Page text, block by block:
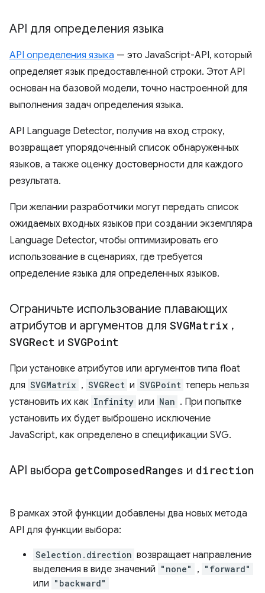
API для определения языка
API определения языка — это JavaScript-API, который
определяет язык предоставленной строки. Этот API
основан на базовой модели, точно настроенной для
выполнения задач определения языка.
API Language Detector, получив на вход строку,
возвращает упорядоченный список обнаруженных
языков, а также оценку достоверности для каждого
результата.
При желании разработчики могут передать список
ожидаемых входных языков при создании экземпляра
Language Detector, чтобы оптимизировать его
использование в сценариях, где требуется
определение языка для определенных языков.
Ограничьте использование плавающих
атрибутов и аргументов для SVGMatrix ,
SVGRect и SVGPoint
При установке атрибутов или аргументов типа float
для SVGMatrix , SVGRect и SVGPoint теперь нельзя
установить их как Infinity или Nan . При попытке
установить их будет выброшено исключение
JavaScript, как определено в спецификации SVG.
API выбора getComposedRanges и direction
В рамках этой функции добавлены два новых метода
API для функции выбора:
Selection.direction возвращает направление
выделения в виде значений "none" , "forward"
или "backward"